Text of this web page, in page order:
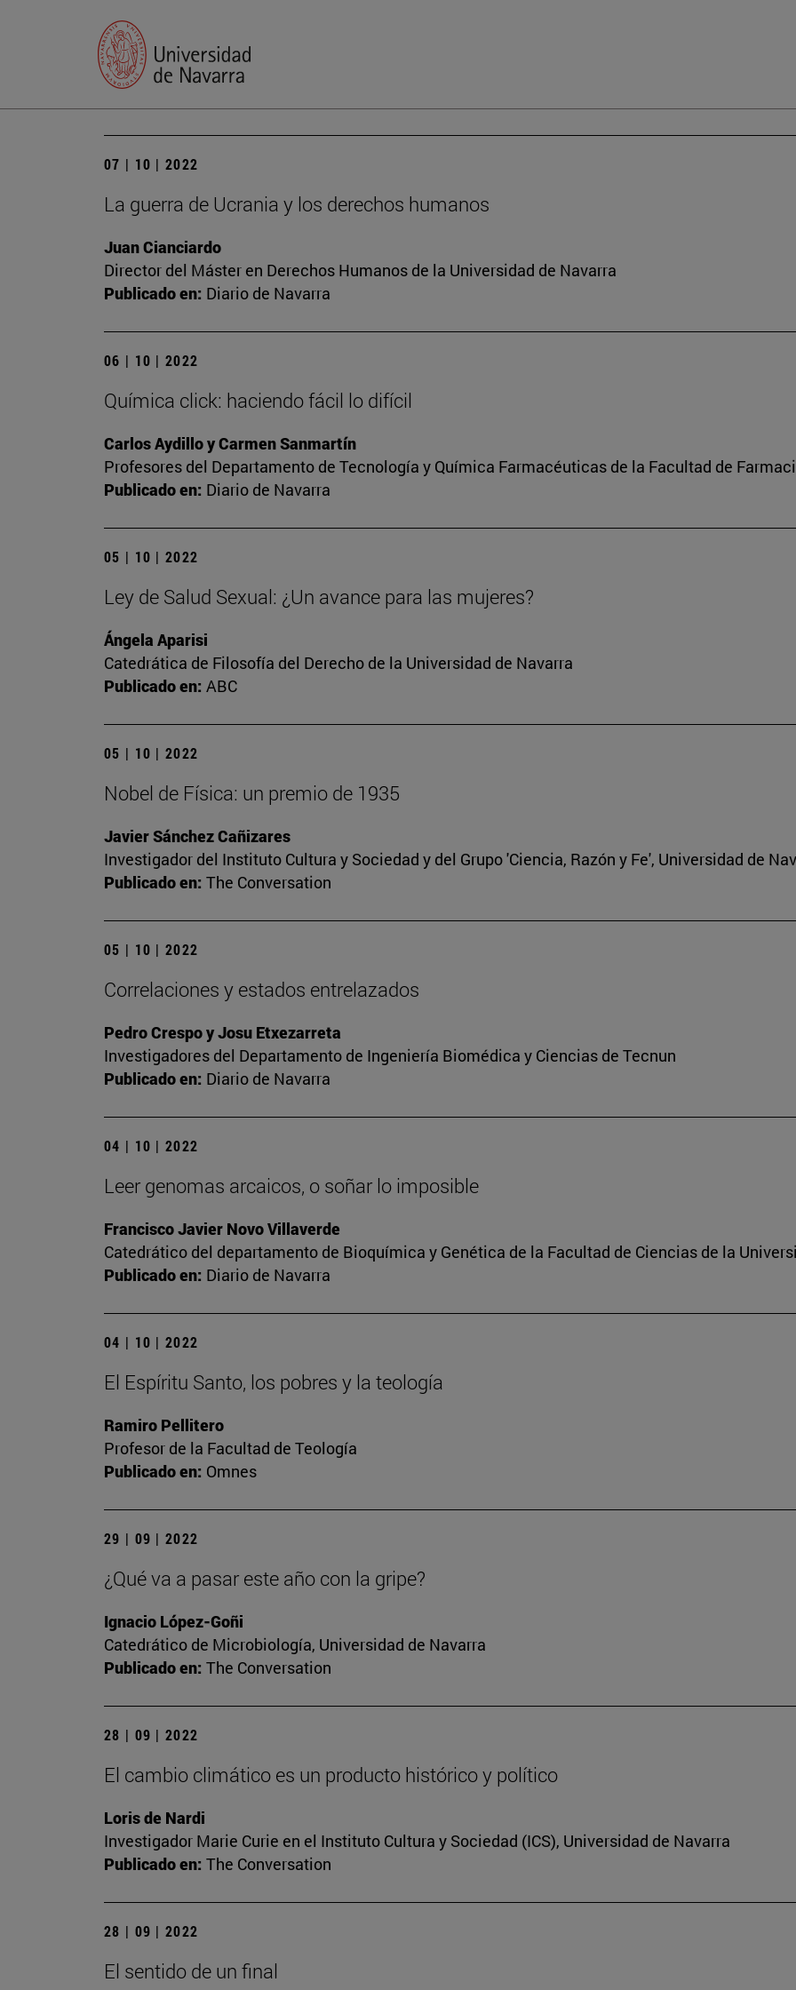
07 | 10 | 2022
La guerra de Ucrania y los derechos humanos
Juan Cianciardo
Director del Máster en Derechos Humanos de la Universidad de Navarra
Publicado en: Diario de Navarra
06 | 10 | 2022
Química click: haciendo fácil lo difícil
Carlos Aydillo y Carmen Sanmartín
Profesores del Departamento de Tecnología y Química Farmacéuticas de la Facultad de
Publicado en: Diario de Navarra
05 | 10 | 2022
Ley de Salud Sexual: ¿Un avance para las mujeres?
Ángela Aparisi
Catedrática de Filosofía del Derecho de la Universidad de Navarra
Publicado en: ABC
05 | 10 | 2022
Nobel de Física: un premio de 1935
Javier Sánchez Cañizares
Investigador del Instituto Cultura y Sociedad y del Grupo 'Ciencia, Razón y Fe', Universidad de
Publicado en: The Conversation
05 | 10 | 2022
Correlaciones y estados entrelazados
Pedro Crespo y Josu Etxezarreta
Investigadores del Departamento de Ingeniería Biomédica y Ciencias de Tecnun
Publicado en: Diario de Navarra
04 | 10 | 2022
Leer genomas arcaicos, o soñar lo imposible
Francisco Javier Novo Villaverde
Catedrático del departamento de Bioquímica y Genética de la Facultad de Ciencias de la
Publicado en: Diario de Navarra
04 | 10 | 2022
El Espíritu Santo, los pobres y la teología
Ramiro Pellitero
Profesor de la Facultad de Teología
Publicado en: Omnes
29 | 09 | 2022
¿Qué va a pasar este año con la gripe?
Ignacio López-Goñi
Catedrático de Microbiología, Universidad de Navarra
Publicado en: The Conversation
28 | 09 | 2022
El cambio climático es un producto histórico y político
Loris de Nardi
Investigador Marie Curie en el Instituto Cultura y Sociedad (ICS), Universidad de Navarra
Publicado en: The Conversation
28 | 09 | 2022
El sentido de un final